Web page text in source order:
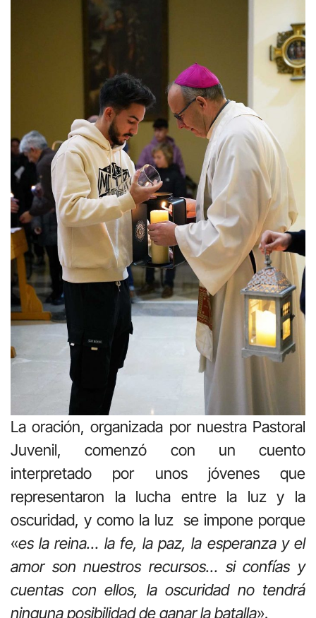
La oración, organizada por nuestra Pastoral
Juvenil, comenzó con un cuento
interpretado por unos jóvenes que
representaron la lucha entre la luz y la
oscuridad, y como la luz se impone porque
«es la reina… la fe, la paz, la esperanza y el
amor son nuestros recursos… si confías y
cuentas con ellos, la oscuridad no tendrá
ninguna posibilidad de ganar la batalla».